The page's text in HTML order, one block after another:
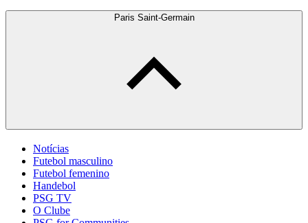
Paris Saint-Germain
Notícias
Futebol masculino
Futebol femenino
Handebol
PSG TV
O Clube